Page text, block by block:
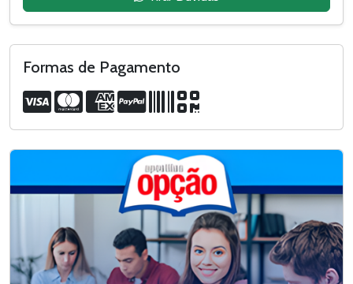
Formas de Pagamento